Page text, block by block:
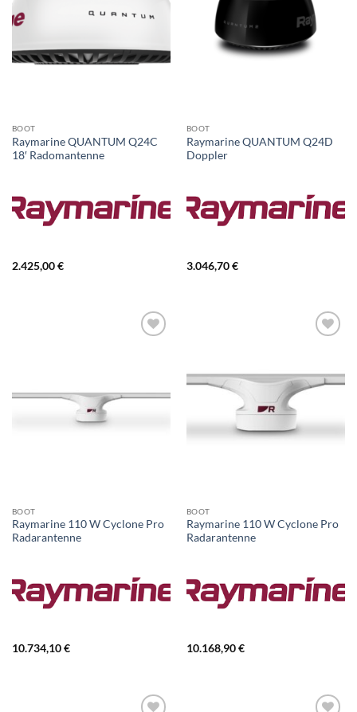
BOOT
Raymarine QUANTUM Q24C
18′ Radomantenne
2.425,00€
BOOT
Raymarine QUANTUM Q24D
Doppler
3.046,70€
BOOT
Raymarine 110 W Cyclone Pro
Radarantenne
10.734,10€
BOOT
Raymarine 110 W Cyclone Pro
Radarantenne
10.168,90€